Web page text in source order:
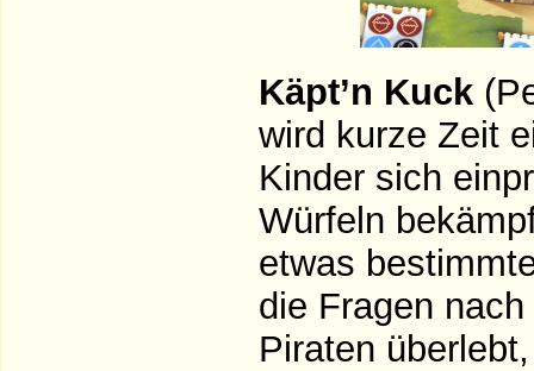
Käpt’n Kuck
wird kurze Zeit
Kinder sich
Würfeln
etwas
die Fragen
Piraten